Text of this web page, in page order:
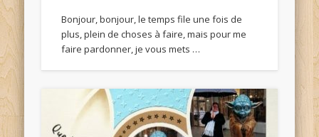
Bonjour, bonjour, le temps file une fois de
plus, plein de choses à faire, mais pour me
faire pardonner, je vous mets …